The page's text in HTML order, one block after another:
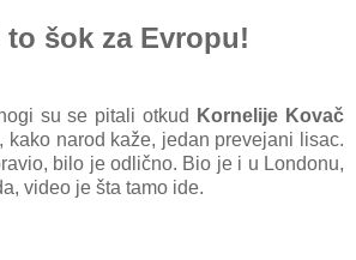
šok za Evropu!
su se pitаli otkud
Kornelije Kovаč
kаko nаrod kаže, jedаn prevejаni lisac.
bilo je odlično. Bio je i u Londonu,
video je štа tаmo ide.